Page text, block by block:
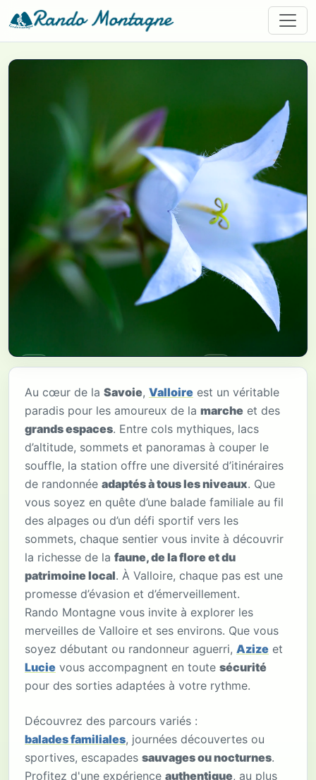
Randonnées • Trails • Valloire
Respirer la montagne,
ensemble.
Sécurité • Guides diplômés
Au cœur de la Savoie, Valloire est un véritable
paradis pour les amoureux de la marche et des
grands espaces. Entre cols mythiques, lacs
d’altitude, sommets et panoramas à couper le
souffle, la station offre une diversité d’itinéraires
de randonnée adaptés à tous les niveaux. Que
vous soyez en quête d’une balade familiale au fil
des alpages ou d’un défi sportif vers les
sommets, chaque sentier vous invite à découvrir
la richesse de la faune, de la flore et du
patrimoine local. À Valloire, chaque pas est une
promesse d’évasion et d’émerveillement.
Rando Montagne vous invite à explorer les
merveilles de Valloire et ses environs. Que vous
soyez débutant ou randonneur aguerri, Azize et
Lucie vous accompagnent en toute sécurité
pour des sorties adaptées à votre rythme.
Découvrez des parcours variés :
balades familiales, journées découvertes ou
sportives, escapades sauvages ou nocturnes.
Profitez d'une expérience authentique, au plus